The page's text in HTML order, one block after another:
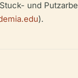
und
).